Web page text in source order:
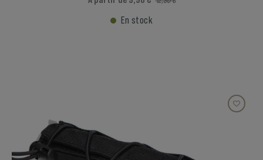
En stock